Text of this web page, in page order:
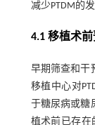
减少PTDM的
4.1 移植术
早期筛查和干
移植中心对
于糖尿病或糖
植术前已存在